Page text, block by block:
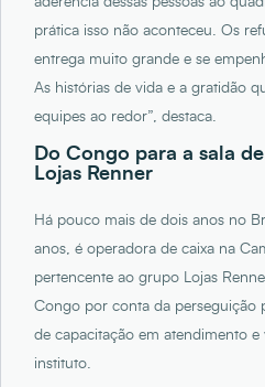
prática isso não aconteceu. Os
entrega muito grande e se
As histórias de vida e a gratidão
equipes ao redor”, destaca.
Do Congo para a sala
Lojas Renner
Há pouco mais de dois anos no
anos, é operadora de caixa na
pertencente ao grupo Lojas
Congo por conta da perseguição
de capacitação em atendimento
instituto.